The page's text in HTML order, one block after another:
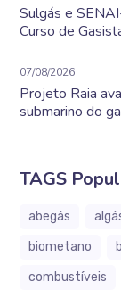
Sulgás e
Curso de
07/08/2026
Projeto Raia
submarino do
TAGS
abegás
biometano
combustíveis